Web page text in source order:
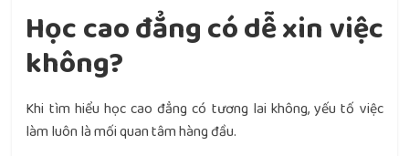
Học cao đẳng có dễ xin việc
không?
Khi tìm hiểu học cao đẳng có tương lai không, yếu tố việc
làm luôn là mối quan tâm hàng đầu.